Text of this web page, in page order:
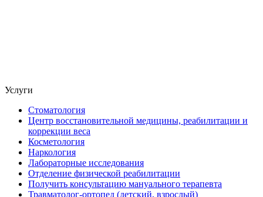
Услуги
Стоматология
Центр восстановительной медицины, реабилитации и
коррекции веса
Косметология
Наркология
Лабораторные исследования
Отделение физической реабилитации
Получить консультацию мануального терапевта
Травматолог-ортопед (детский, взрослый)